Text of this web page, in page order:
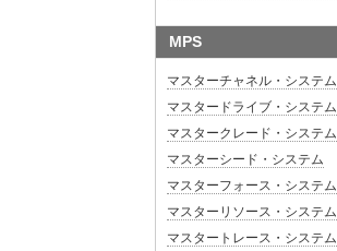
MPS
マスターチャネル・システム
マスタードライブ・システム
マスタークレード・システム
マスターシード・システム
マスターフォース・システム
マスターリソース・システム
マスタートレース・システム